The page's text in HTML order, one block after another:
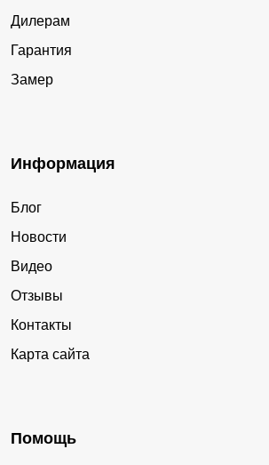
Дилерам
Гарантия
Замер
Информация
Блог
Новости
Видео
Отзывы
Контакты
Карта сайта
Помощь